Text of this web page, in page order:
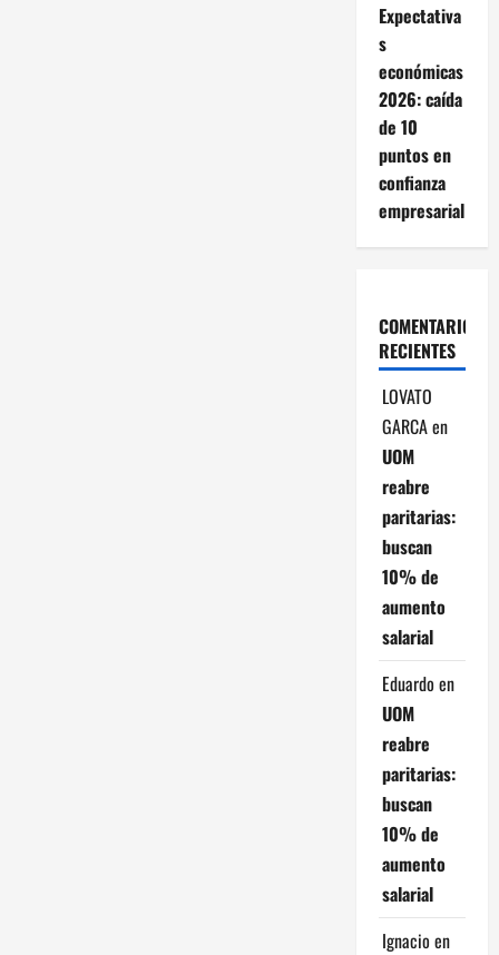
Expectativa
s
económicas
2026: caída
de 10
puntos en
confianza
empresarial
COMENTARIOS
RECIENTES
LOVATO
GARCAen
UOM
reabre
paritarias:
buscan
10% de
aumento
salarial
Eduardo en
UOM
reabre
paritarias:
buscan
10% de
aumento
salarial
Ignacio en